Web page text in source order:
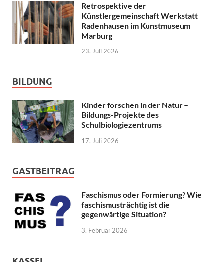
Retrospektive der
Künstlergemeinschaft Werkstatt
Radenhausen im Kunstmuseum
Marburg
23. Juli 2026
BILDUNG
Kinder forschen in der Natur –
Bildungs-Projekte des
Schulbiologiezentrums
17. Juli 2026
GASTBEITRAG
Faschismus oder Formierung? Wie
faschismusträchtig ist die
gegenwärtige Situation?
3. Februar 2026